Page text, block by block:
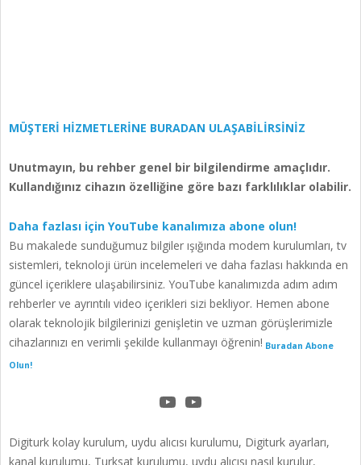
MÜŞTERİ HİZMETLERİNE BURADAN ULAŞABİLİRSİNİZ
Unutmayın, bu rehber genel bir bilgilendirme amaçlıdır.
Kullandığınız cihazın özelliğine göre bazı farklılıklar olabilir.
Daha fazlası için YouTube kanalımıza abone olun!
Bu makalede sunduğumuz bilgiler ışığında modem kurulumları, tv
sistemleri, teknoloji ürün incelemeleri ve daha fazlası hakkında en
güncel içeriklere ulaşabilirsiniz. YouTube kanalımızda adım adım
rehberler ve ayrıntılı video içerikleri sizi bekliyor. Hemen abone
olarak teknolojik bilgilerinizi genişletin ve uzman görüşlerimizle
cihazlarınızı en verimli şekilde kullanmayı öğrenin! Buradan Abone
Olun!
YOUTUBE KANLIMIZA BURADAN ABONE OLABİLİRSİNİZ
YouTube
Digiturk kolay kurulum, uydu alıcısı kurulumu, Digiturk ayarları,
kanal kurulumu, Turksat kurulumu, uydu alıcısı nasıl kurulur,